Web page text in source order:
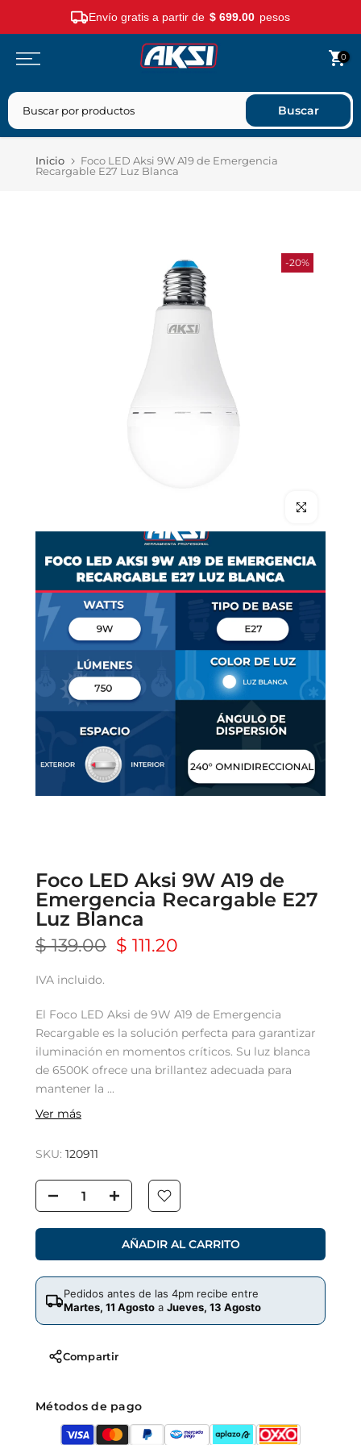
Envío gratis a partir de $ 699.00 pesos
Saltar
contenido
0
Buscar
Inicio
Foco LED Aksi 9W A19 de Emergencia
Recargable E27 Luz Blanca
-20%
Clic para
Foco LED Aksi 9W A19 de
Emergencia Recargable E27
Luz Blanca
$ 139.00 $ 111.20
IVA incluido.
El Foco LED Aksi de 9W A19 de Emergencia
Recargable es la solución perfecta para garantizar
iluminación en momentos críticos. Su luz blanca
de 6500K ofrece una brillantez adecuada para
mantener la ...
Ver más
SKU: 120911
AÑADIR AL CARRITO
Pedidos antes de las 4pm recibe entre
Martes, 11 Agosto a Jueves, 13 Agosto
Compartir
Métodos de pago